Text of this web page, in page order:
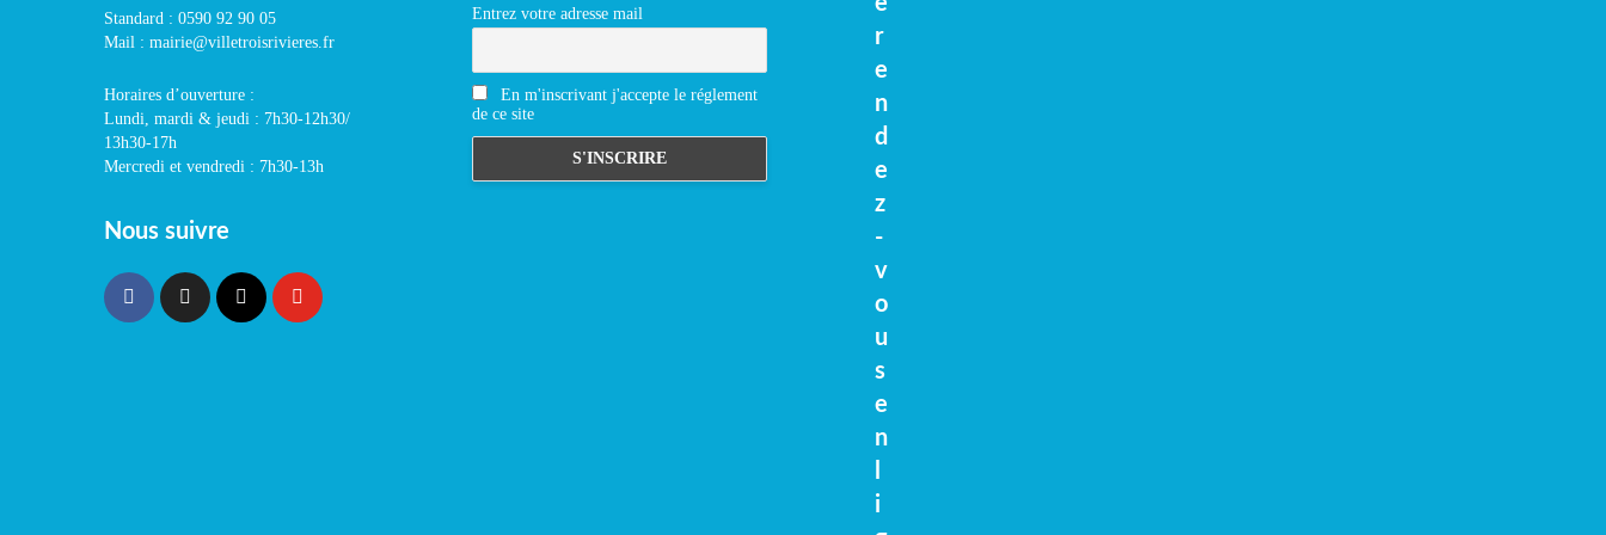
Standard : 0590 92 90 05
Mail : mairie@villetroisrivieres.fr
Horaires d’ouverture :
Lundi, mardi & jeudi : 7h30-12h30/
13h30-17h
Mercredi et vendredi : 7h30-13h
Nous suivre
Entrez votre adresse mail
En m'inscrivant j'accepte le réglement
de ce site
r
e
n
d
e
z
-
v
o
u
s
e
n
i